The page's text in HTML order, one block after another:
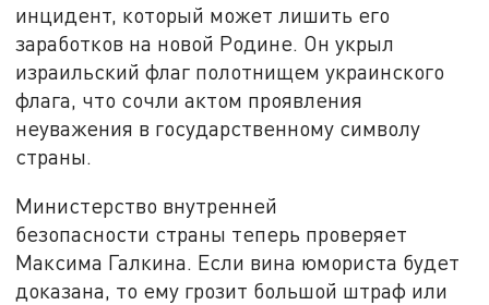
инцидент, который может лишить его
заработков на новой Родине. Он укрыл
израильский флаг полотнищем украинского
флага, что сочли актом проявления
неуважения в государственному символу
страны.
Министерство внутренней
безопасности страны теперь проверяет
Максима Галкина. Если вина юмориста будет
доказана, то ему грозит большой штраф или